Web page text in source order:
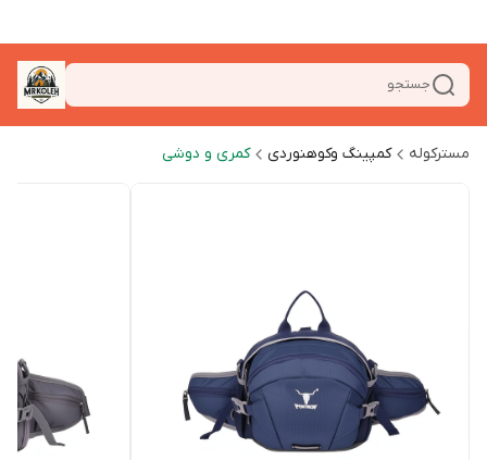
جستجو
مسترکوله کمپینگ وکوهنوردی کمری و دوشی